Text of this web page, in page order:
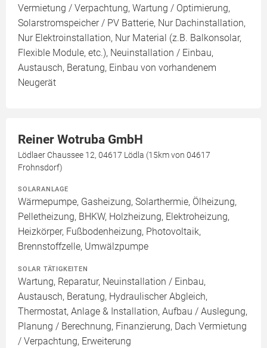
Vermietung / Verpachtung, Wartung / Optimierung,
Solarstromspeicher / PV Batterie, Nur Dachinstallation,
Nur Elektroinstallation, Nur Material (z.B. Balkonsolar,
Flexible Module, etc.), Neuinstallation / Einbau,
Austausch, Beratung, Einbau von vorhandenem
Neugerät
Reiner Wotruba GmbH
Lödlaer Chaussee 12, 04617 Lödla (15km von 04617
Frohnsdorf)
SOLARANLAGE
Wärmepumpe, Gasheizung, Solarthermie, Ölheizung,
Pelletheizung, BHKW, Holzheizung, Elektroheizung,
Heizkörper, Fußbodenheizung, Photovoltaik,
Brennstoffzelle, Umwälzpumpe
SOLAR TÄTIGKEITEN
Wartung, Reparatur, Neuinstallation / Einbau,
Austausch, Beratung, Hydraulischer Abgleich,
Thermostat, Anlage & Installation, Aufbau / Auslegung,
Planung / Berechnung, Finanzierung, Dach Vermietung
/ Verpachtung, Erweiterung